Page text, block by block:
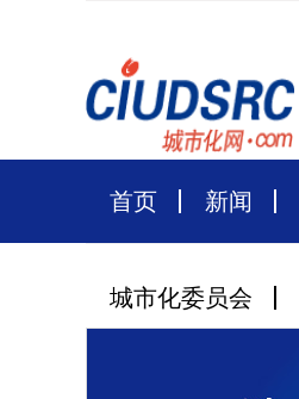
首页 新闻
城市化委员会